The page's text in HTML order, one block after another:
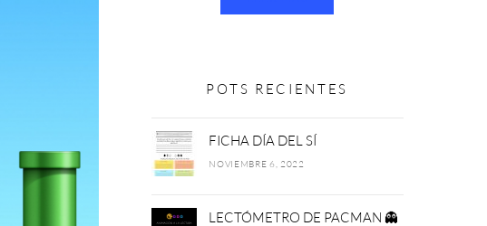
POTS RECIENTES
FICHA DÍA DEL SÍ
NOVIEMBRE 6, 2022
LECTÓMETRO DE PACMAN 👻